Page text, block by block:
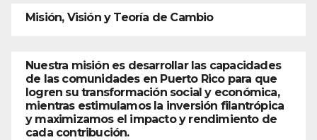
Misión, Visión y Teoría de Cambio
Nuestra misión es desarrollar las capacidades
de las comunidades en Puerto Rico para que
logren su transformación social y económica,
mientras estimulamos la inversión filantrópica
y maximizamos el impacto y rendimiento de
cada contribución.